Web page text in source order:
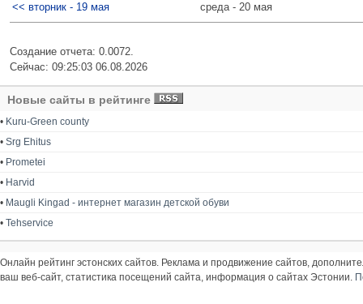
<< вторник - 19 мая среда - 20 мая
Создание отчета: 0.0072.
Сейчас: 09:25:03 06.08.2026
Новые сайты в рейтинге
• Kuru-Green county
• Srg Ehitus
• Prometei
• Harvid
• Maugli Kingad - интернет магазин детской обуви
• Tehservice
Онлайн рейтинг эстонских сайтов. Реклама и продвижение сайтов,
ваш веб-сайт, статистика посещений сайта, информация о сайтах Эстонии.